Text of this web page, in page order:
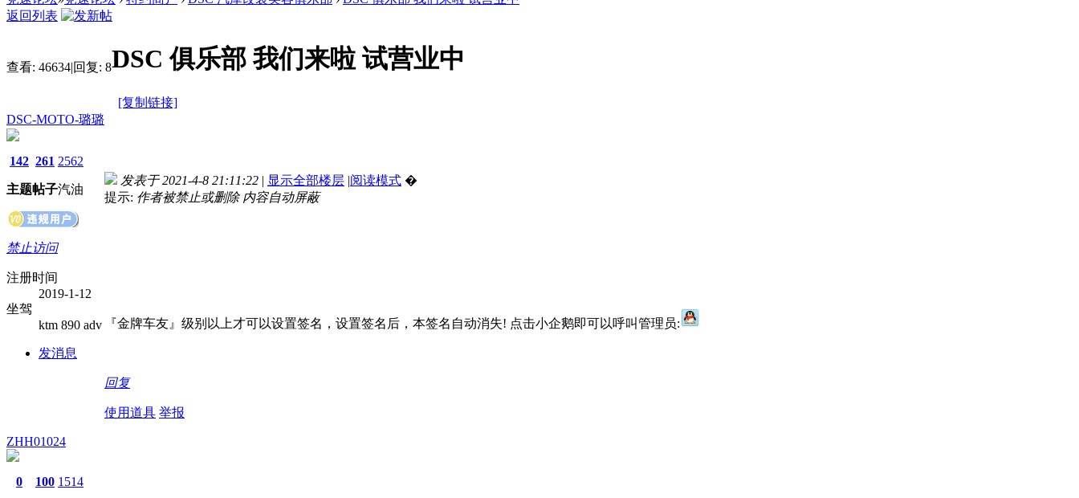
返回列表
查看: 46634|回复: 8DSC 俱乐部 我们来啦 试营业中
[复制链接]
DSC-MOTO-璐璐
142
主题
261
帖子
2562
汽油
禁止访问
注册时间
2019-1-12
坐驾
ktm 890 adv
发消息
发表于 2021-4-8 21:11:22 | 显示全部楼层 |阅读模式 �
提示: 作者被禁止或删除 内容自动屏蔽
『金牌车友』级别以上才可以设置签名，设置签名后，本签名自动消失! 点击小企鹅即可以呼叫管理员:
回复
使用道具 举报
ZHH01024
0 100 1514